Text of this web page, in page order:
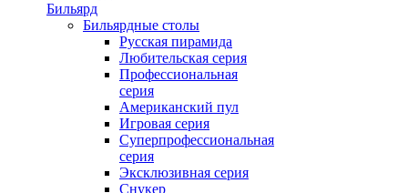
Бильярд
Бильярдные столы
Русская пирамида
Любительская серия
Профессиональная
серия
Американский пул
Игровая серия
Суперпрофессиональная
серия
Эксклюзивная серия
Снукер